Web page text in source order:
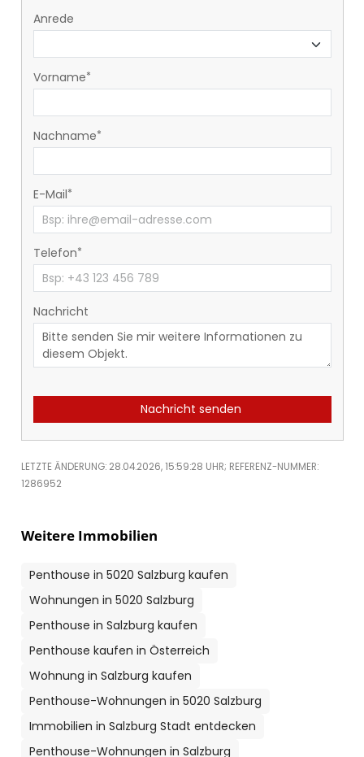
Anrede
Vorname
Nachname
E-Mail
Telefon
Nachricht
Nachricht senden
LETZTE ÄNDERUNG: 28.04.2026, 15:59:28 UHR; REFERENZ-NUMMER:
1286952
Weitere Immobilien
Penthouse in 5020 Salzburg kaufen
Wohnungen in 5020 Salzburg
Penthouse in Salzburg kaufen
Penthouse kaufen in Österreich
Wohnung in Salzburg kaufen
Penthouse-Wohnungen in 5020 Salzburg
Immobilien in Salzburg Stadt entdecken
Penthouse-Wohnungen in Salzburg